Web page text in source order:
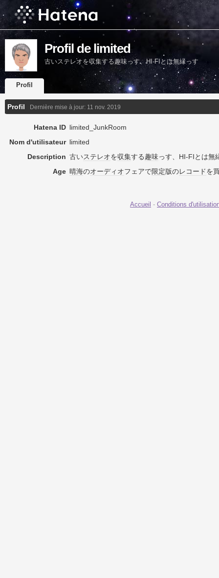
Profil de limited
古いステレオを収集する趣味っす、HI-FIとは無縁っす
Profil
Profil Dernière mise à jour: 11 nov. 2019
Hatena ID limited_JunkRoom
Nom d'utilisateur limited
Description 古いステレオを収集する趣味っす、HI-FIとは無
Age 晴海のオーディオフェアで限定版のレコードを
Accueil - Conditions